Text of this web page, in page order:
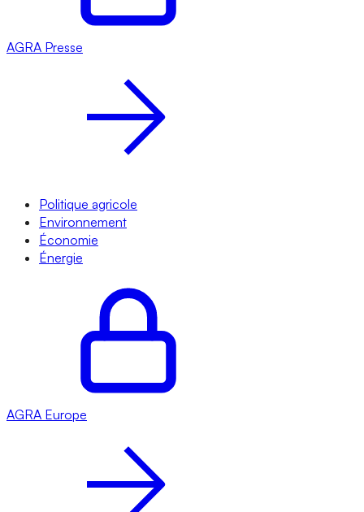
AGRA Presse
Politique agricole
Environnement
Économie
Énergie
AGRA Europe